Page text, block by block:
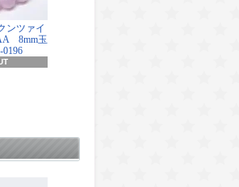
ンツァイ
8mm玉